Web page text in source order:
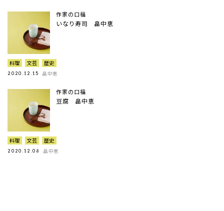
作家の口福
いなり寿司 畠中恵
料理 文芸 歴史
2020.12.15 畠中恵
作家の口福
豆腐 畠中恵
料理 文芸 歴史
2020.12.08 畠中恵